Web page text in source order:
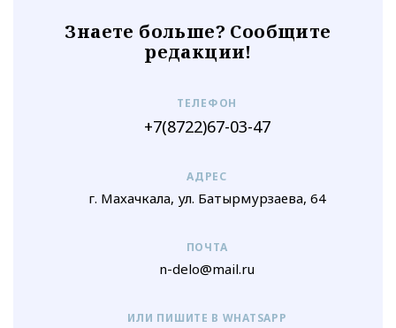
Знаете больше? Сообщите
редакции!
ТЕЛЕФОН
+7(8722)67-03-47
АДРЕС
г. Махачкала, ул. Батырмурзаева, 64
ПОЧТА
n-delo@mail.ru
ИЛИ ПИШИТЕ В WHATSAPP